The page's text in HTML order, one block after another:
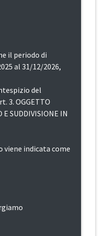
il periodo di
al 31/12/2026,
del
3. OGGETTO
E SUDDIVISIONE IN
viene indicata come